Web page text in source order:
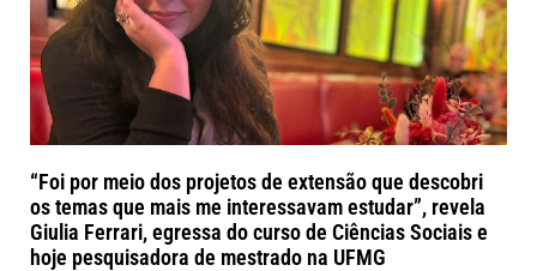
“Foi por meio dos projetos de extensão que descobri
os temas que mais me interessavam estudar”, revela
Giulia Ferrari, egressa do curso de Ciências Sociais e
hoje pesquisadora de mestrado na UFMG